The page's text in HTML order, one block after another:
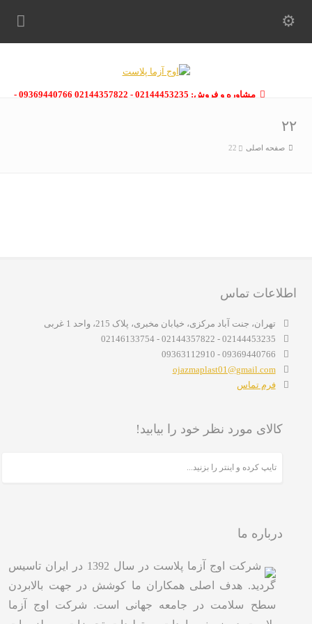
مشاوره و فروش: 02144453235 - 02144357822 09369440766 -
۲۲
صفحه اصلی 22
اطلاعات تماس
تهران، جنت آباد مرکزی، خیابان مخبری، پلاک 215، واحد 1 غربی
02144453235 - 02144357822 - 02146133754
09369440766 - 09363112910
ojazmaplast01@gmail.com
فرم تماس
کالای مورد نظر خود را بیابید!
درباره ما
شرکت اوج آزما پلاست در سال 1392 در ایران تاسیس
گردید. هدف اصلی همکاران ما کوشش در جهت بالابردن
سطح سلامت در جامعه جهانی است. شرکت اوج آزما